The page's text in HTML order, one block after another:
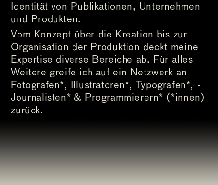
Iden­ti­tät von Pub­li­ka­tio­nen, Unter­neh­men
und Produkten.
Vom Konzept über die Kreation bis zur
Organisation der Produktion deckt meine
Expertise diverse Bereiche ab. Für alles
Weitere greife ich auf ein Netzwerk an
Fotografen*, Illustratoren*, Typo­gra­fen*, ­
Jour­na­lis­ten* & Pro­gram­mier­ern* (*innen)
zurück.